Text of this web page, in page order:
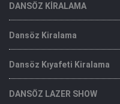
DANSÖZ KİRALAMA
Dansöz Kiralama
Dansöz Kıyafeti Kiralama
DANSÖZ LAZER SHOW